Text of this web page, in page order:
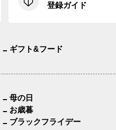
登録ガイド
ギフト&フード
母の日
お歳暮
ブラックフライデー